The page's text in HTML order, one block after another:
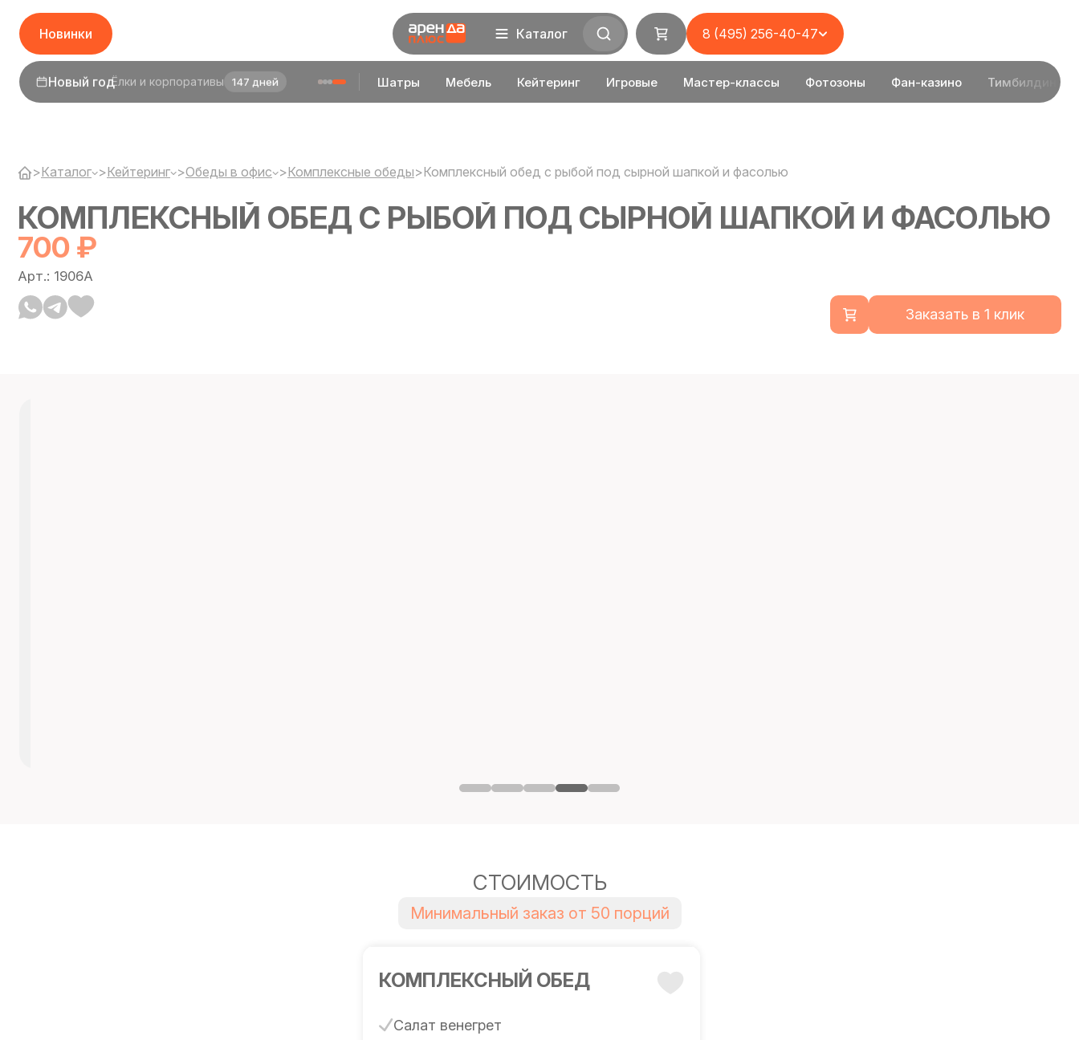
Новинки
1 сентябряДень знаний 25 дней Шатры Мебель Кейтеринг Игровые Мастер-классы Фотозоны Фан-казино Тимбилдинг
Каталог 8 (495) 256-40-47
>Каталог >Кейтеринг >Обеды в офис >Комплексные обеды>Комплексный обед с рыбой под сырной шапкой и фасолью
КОМПЛЕКСНЫЙ ОБЕД С РЫБОЙ ПОД СЫРНОЙ ШАПКОЙ И ФАСОЛЬЮ
700 ₽
Арт.: 1906A
Заказать в 1 клик
СТОИМОСТЬ
Минимальный заказ от 50 порций
КОМПЛЕКСНЫЙ ОБЕД
Салат венегрет